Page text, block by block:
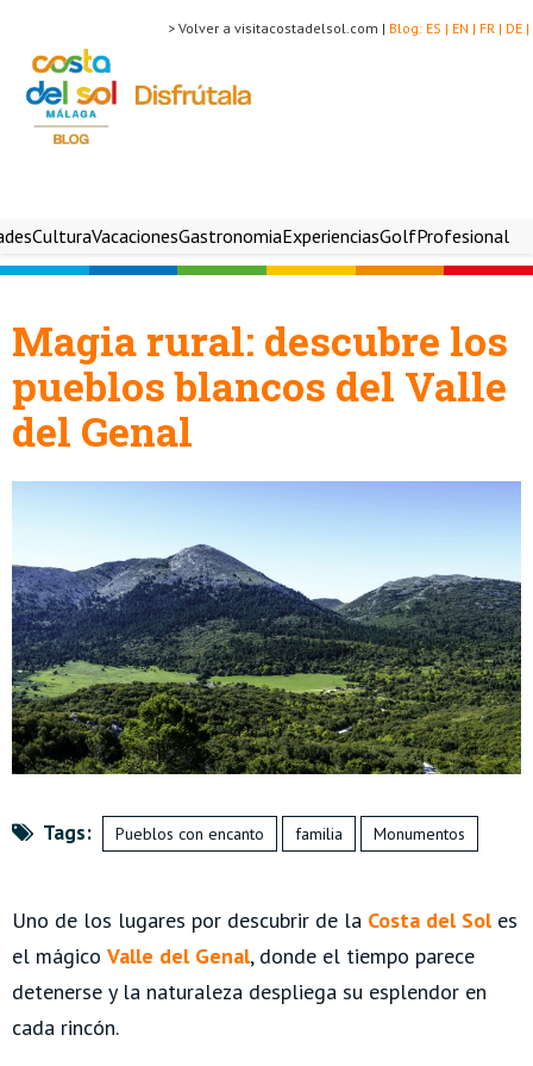
DE |
FR |
EN |
ES |
Blog:
> Volver a visitacostadelsol.com |
CulturaVacacionesGastronomiaExperienciasGolfProfesional
Magia rural: descubre los
pueblos blancos del Valle
del Genal
Tags: Pueblos con encanto familia Monumentos
Uno de los lugares por descubrir de la Costa del Soles
el mágico Valle del Genal, donde el tiempo parece
detenerse y la naturaleza despliega su esplendor en
cada rincón.